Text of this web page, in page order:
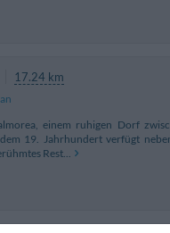
17.24 km
einem ruhigen Dorf
19. Jahrhundert verfügt
Rest...